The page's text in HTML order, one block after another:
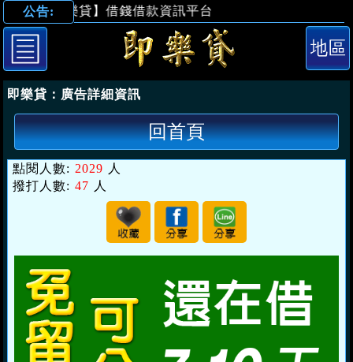
公告:
【即樂貸】借錢借款資訊平台
即樂貸： 廣告詳細資訊
回首頁
點閱人數: 2029 人
撥打人數: 47 人